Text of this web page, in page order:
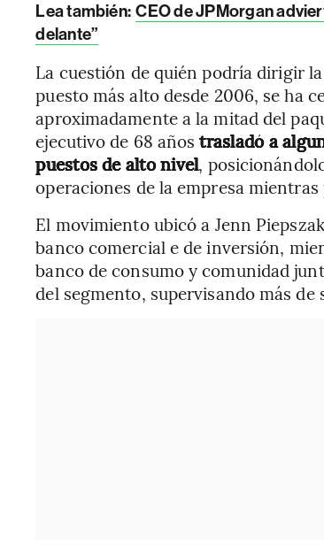
Lea también: CEO de JPMorgan
delante”
La cuestión de quién podría dirigir
puesto más alto desde 2006, se ha
aproximadamente a la mitad del
ejecutivo de 68 añostrasladó a
puestos de alto nivel,
operaciones de la empresa
El movimiento ubicó a Jenn
banco comercial e de inversión,
banco de consumo y comunidad
del segmento, supervisando más de